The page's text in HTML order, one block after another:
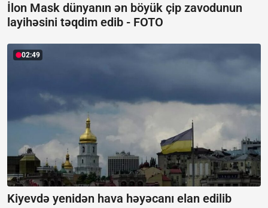
İlon Mask dünyanın ən böyük çip zavodunun
layihəsini təqdim edib - FOTO
02:49
Kiyevdə yenidən hava həyəcanı elan edilib